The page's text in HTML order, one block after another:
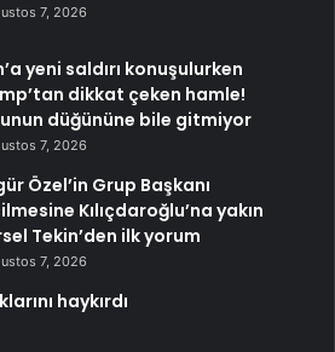
7, 2026
yeni saldırı konuşulurken
dikkat çeken hamle!
düğününe bile gitmiyor
7, 2026
Özel’in Grup Başkanı
Kılıçdaroğlu’na yakın
Tekin’den ilk yorum
7, 2026
haykırdı